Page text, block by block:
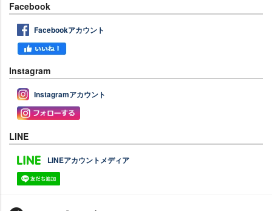
Facebook
Facebookアカウント
Instagram
Instagramアカウント
LINE
LINEアカウントメディア